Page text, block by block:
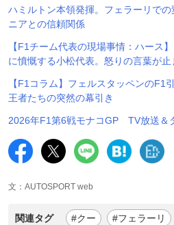
ハミルトン本領発揮。フェラーリで
ニアとの信頼関係
【F1チーム代表の現場事情：ハース
に憤慨する小松代表。怒りの言葉が止
【F1コラム】フェルスタッペンのF1
王者たちの突然の幕引き
2026年F1第6戦モナコGP TV放送＆
文：AUTOSPORT web
関連タグ #クー #フェラーリ